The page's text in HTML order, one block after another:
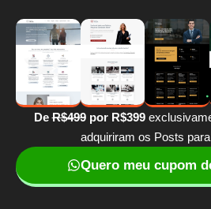
DeR$499por R$399
adquiriram os Posts
Quero meu cupom